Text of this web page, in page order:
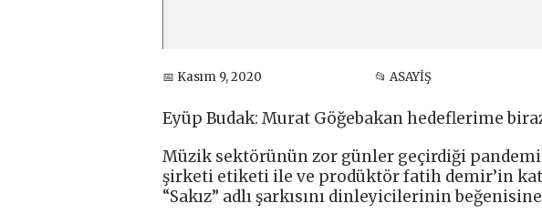
📅 Kasım 9, 2020 📂 ASAYİŞ
Eyüp Budak: Murat Göğebakan hedeflerime
Müzik sektörünün zor günler geçirdiği
şirketi etiketi ile ve prodüktör fatih demir’in
“Sakız” adlı şarkısını dinleyicilerinin